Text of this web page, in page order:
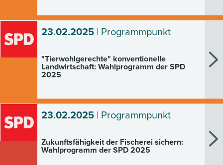
23.02.2025| Programmpunkt
"Tierwohlgerechte" konventionelle
Landwirtschaft: Wahlprogramm der SPD
2025
23.02.2025| Programmpunkt
Zukunftsfähigkeit der Fischerei sichern:
Wahlprogramm der SPD 2025